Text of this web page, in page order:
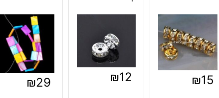
₪15
₪12
₪29